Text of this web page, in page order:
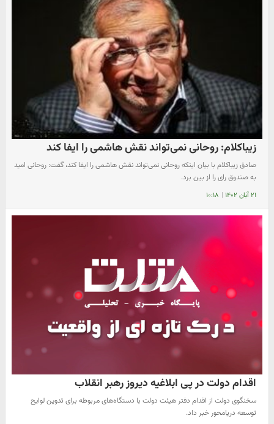
زیباکلام: روحانی نمی‌تواند نقش هاشمی را ایفا کند
صادق زیباکلام با بیان اینکه روحانی نمی‌تواند نقش هاشمی را ایفا کند، گفت: روحانی امید
به صندوق رای را از بین برد.
۲۱ آبان ۱۴۰۲ | ۱۰:۱۸
اقدام دولت در پی ابلاغیه دیروز رهبر انقلاب
سخنگوی دولت از اقدام دفتر هیئت دولت با دستگاه‌های مربوطه برای تدوین لوایح
توسعه دریامحور خبر داد.